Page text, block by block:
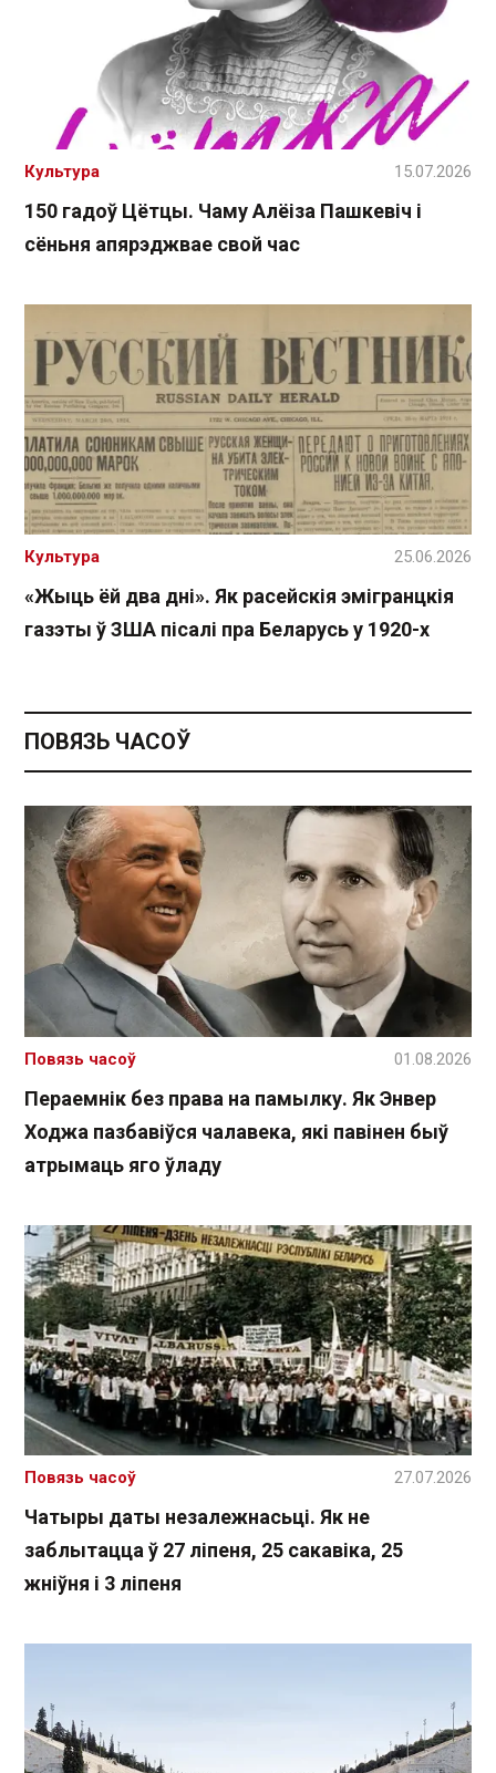
150 гадоў Цётцы. Чаму Алёіза Пашкевіч і
сёньня апярэджвае свой час
Культура 15.07.2026
«Жыць ёй два дні». Як расейскія эмігранцкія
газэты ў ЗША пісалі пра Беларусь у 1920-х
Культура 25.06.2026
ПОВЯЗЬ ЧАСОЎ
Пераемнік без права на памылку. Як Энвер
Ходжа пазбавіўся чалавека, які павінен быў
атрымаць яго ўладу
Повязь часоў 01.08.2026
Чатыры даты незалежнасьці. Як не
заблытацца ў 27 ліпеня, 25 сакавіка, 25
жніўня і 3 ліпеня
Повязь часоў 27.07.2026